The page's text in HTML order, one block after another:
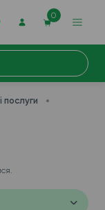
0
послуги